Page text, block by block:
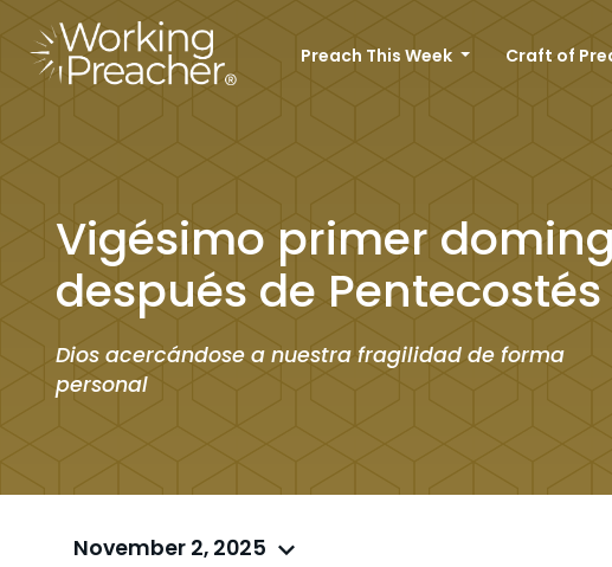
Preach This Week Craft of
Vigésimo primer
después de Pentecostés
Dios acercándose a nuestra fragilidad de forma
personal
November 2, 2025